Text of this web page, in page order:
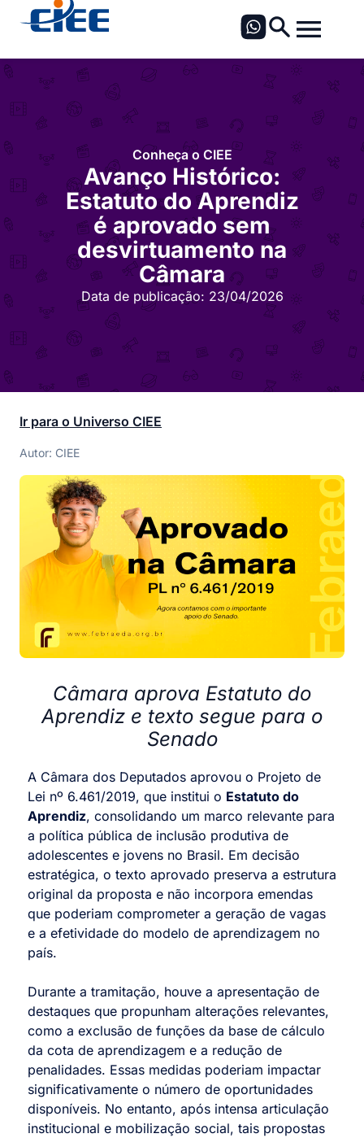
Conheça o CIEE
Avanço Histórico:
Estatuto do Aprendiz
é aprovado sem
desvirtuamento na
Câmara
Data de publicação: 23/04/2026
Ir para o Universo CIEE
Autor: CIEE
Câmara aprova Estatuto do
Aprendiz e texto segue para o
Senado
A Câmara dos Deputados aprovou o Projeto de
Lei nº 6.461/2019, que institui o Estatuto do
Aprendiz, consolidando um marco relevante para
a política pública de inclusão produtiva de
adolescentes e jovens no Brasil. Em decisão
estratégica, o texto aprovado preserva a estrutura
original da proposta e não incorpora emendas
que poderiam comprometer a geração de vagas
e a efetividade do modelo de aprendizagem no
país.
Durante a tramitação, houve a apresentação de
destaques que propunham alterações relevantes,
como a exclusão de funções da base de cálculo
da cota de aprendizagem e a redução de
penalidades. Essas medidas poderiam impactar
significativamente o número de oportunidades
disponíveis. No entanto, após intensa articulação
institucional e mobilização social, tais propostas